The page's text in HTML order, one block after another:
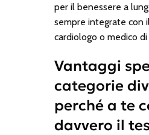
per il benessere a
sempre integrate con
cardiologo o medico di
Vantaggi
categorie
perché a te
davvero il